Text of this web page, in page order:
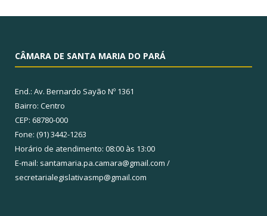
CÂMARA DE SANTA MARIA DO PARÁ
End.: Av. Bernardo Sayão Nº 1361
Bairro: Centro
CEP: 68780-000
Fone: (91) 3442-1263
Horário de atendimento: 08:00 às 13:00
E-mail: santamaria.pa.camara@gmail.com /
secretarialegislativasmp@gmail.com